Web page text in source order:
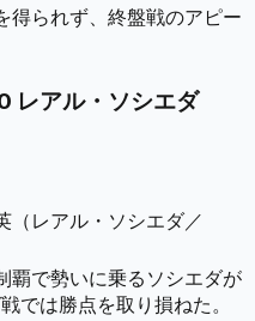
得られず、終盤戦のアピー
レアル・ソシエダ
（レアル・ソシエダ／
覇で勢いに乗るソシエダが
では勝点を取り損ねた。